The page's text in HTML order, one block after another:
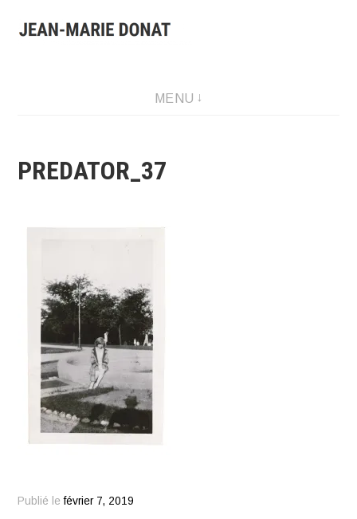
Aller
Presentation of Jean-Marie Donat work: artist, collector and
MENU
PREDATOR_37
Publié lefévrier 7, 2019